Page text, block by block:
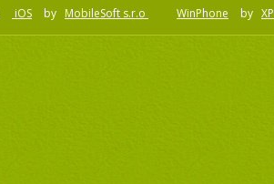
iOS by MobileSoft s.r.o WinPhone by